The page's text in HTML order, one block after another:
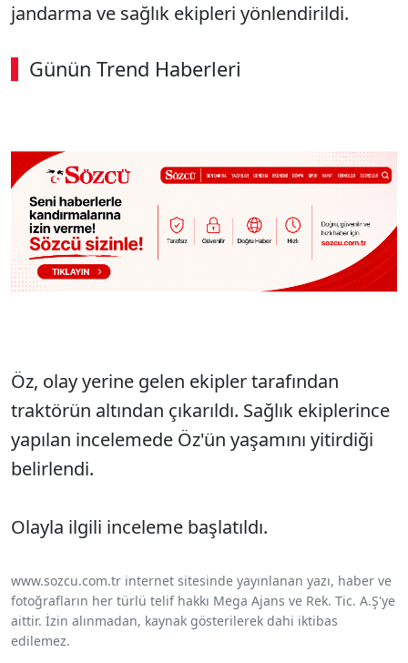
jandarma ve sağlık ekipleri yönlendirildi.
Günün Trend Haberleri
Öz, olay yerine gelen ekipler tarafından
traktörün altından çıkarıldı. Sağlık ekiplerince
yapılan incelemede Öz'ün yaşamını yitirdiği
belirlendi.
Olayla ilgili inceleme başlatıldı.
www.sozcu.com.tr internet sitesinde yayınlanan yazı, haber ve
fotoğrafların her türlü telif hakkı Mega Ajans ve Rek. Tic. A.Ş'ye
aittir. İzin alınmadan, kaynak gösterilerek dahi iktibas
edilemez.